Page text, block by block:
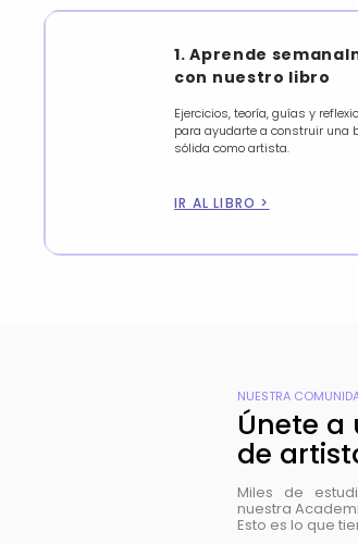
1. Aprende
con nuestro libro
Ejercicios, teoría, guías y
para ayudarte a construir una
sólida como artista.
IR AL LIBRO >
NUESTRA
Únete
de
Miles de
nuestra
Esto es lo que